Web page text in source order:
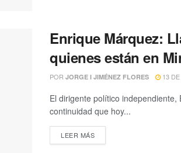
Enrique Márquez:
quienes están en
POR JORGE I JIMÉNEZ FLORES 13 DE
El dirigente político
continuidad que hoy...
LEER MÁS